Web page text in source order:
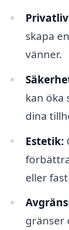
skapa
vänner.
kan öka
dina
Estetik:
eller
gränser